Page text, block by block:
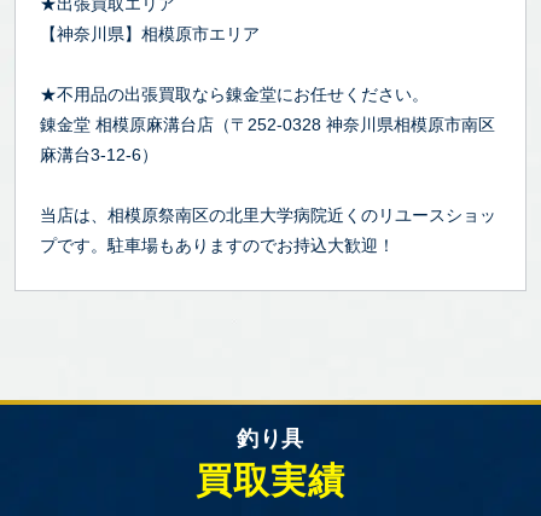
【神奈川県】相模原市エリア
★不用品の出張買取なら錬金堂にお任せください。
錬金堂 相模原麻溝台店（〒252-0328 神奈川県相模原市南区
麻溝台3-12-6）
当店は、相模原祭南区の北里大学病院近くのリユースショッ
プです。駐車場もありますのでお持込大歓迎！
釣り具
買取実績